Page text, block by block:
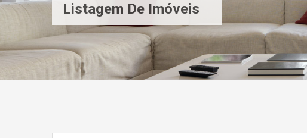
Listagem De Imóveis